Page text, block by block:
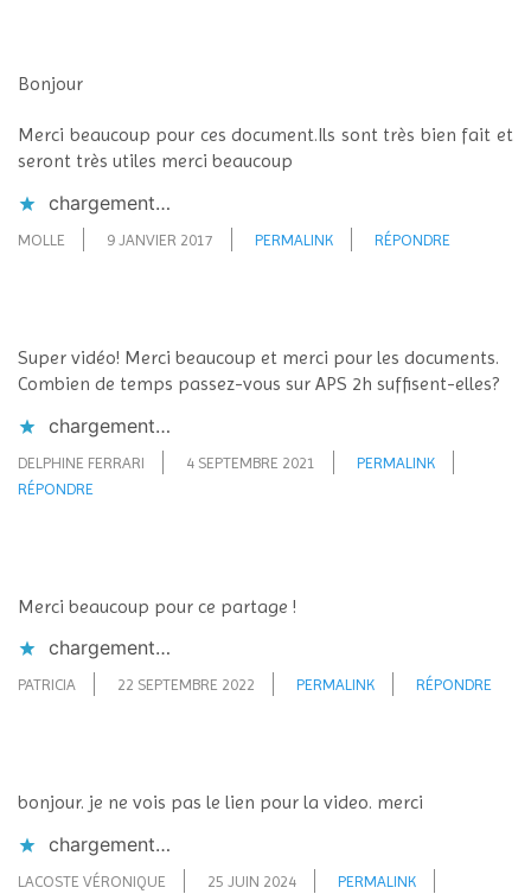
Bonjour
Merci beaucoup pour ces document.Ils sont très bien fait et
seront très utiles merci beaucoup
chargement…
MOLLE 9 JANVIER 2017 PERMALINK RÉPONDRE
Super vidéo! Merci beaucoup et merci pour les documents.
Combien de temps passez-vous sur APS 2h suffisent-elles?
chargement…
DELPHINE FERRARI 4 SEPTEMBRE 2021
PERMALINK
RÉPONDRE
Merci beaucoup pour ce partage !
chargement…
PATRICIA 22 SEPTEMBRE 2022 PERMALINK RÉPONDRE
bonjour. je ne vois pas le lien pour la video. merci
chargement…
LACOSTE VÉRONIQUE 25 JUIN 2024
PERMALINK